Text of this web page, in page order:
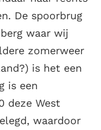
De spoorbrug
waar wij
zomerweer
is het een
is een
deze West
waardoor